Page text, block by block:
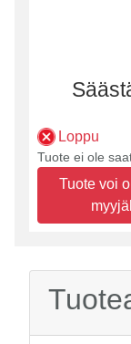
Loppu
Tuote ei ole
Tuote voi